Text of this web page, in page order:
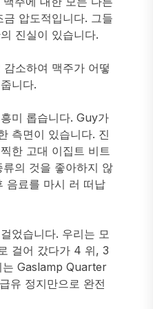
압도적입니다. 그들
진실이 있습니다.
소하여 맥주가 어떻
니다.
미 롭습니다. Guy가
측면이 있습니다. 진
한 고대 이집트 비트
의 것을 좋아하지 않
음료를 마시 러 떠납
었습니다. 우리는 모
걸어 갔다가 4 위, 3
는 Gaslamp Quarter
유 정지만으로 완전